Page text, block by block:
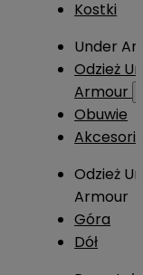
Kostki
Under
Odzież
Armour
Obuwie
Odzież
Armour
Góra
Dół